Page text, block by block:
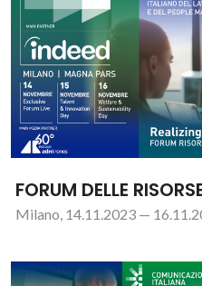
FORUM DELLE
Milano, 14.11.2023 —